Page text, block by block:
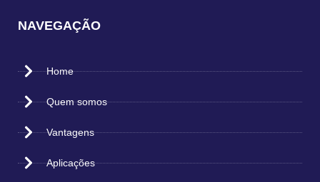
NAVEGAÇÃO
Home
Quem somos
Vantagens
Aplicações